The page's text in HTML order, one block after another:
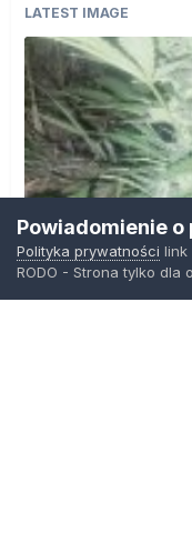
LATEST IMAGE
Powiadomienie
Polityka prywatności link
RODO - Strona tylko dla